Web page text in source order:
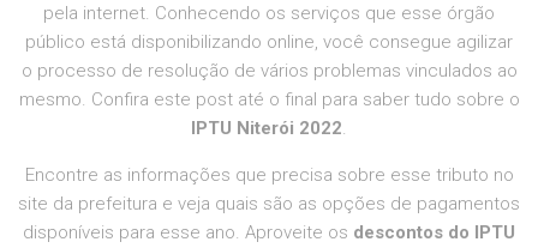
pela internet. Conhecendo os serviços que esse órgão
público está disponibilizando online, você consegue agilizar
o processo de resolução de vários problemas vinculados ao
mesmo. Confira este post até o final para saber tudo sobre o
IPTU Niterói 2022.
Encontre as informações que precisa sobre esse tributo no
site da prefeitura e veja quais são as opções de pagamentos
disponíveis para esse ano. Aproveite os descontos do IPTU